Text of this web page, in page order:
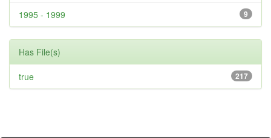
9
1995 - 1999
Has File(s)
217
true